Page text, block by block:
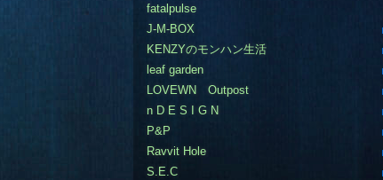
fatalpulse
J-M-BOX
KENZYのモンハン生活
leaf garden
LOVEWN Outpost
n D E S I G N
P&P
Ravvit Hole
S.E.C